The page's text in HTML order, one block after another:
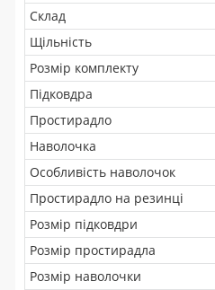
Склад
Щільність
Розмір комплекту
Підковдра
Простирадло
Наволочка
Особливість наволочок
Простирадло на резинці
Розмір підковдри
Розмір простирадла
Розмір наволочки